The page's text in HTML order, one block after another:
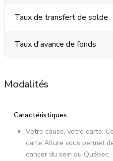
Taux de transfert de solde
Taux d'avance de fonds
Modalités
Caractéristiques
Votre cause, votre carte.
carte Allure vous permet
cancer du sein du Québec.